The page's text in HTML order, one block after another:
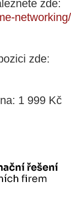
zde:
zde:
1 999 Kč